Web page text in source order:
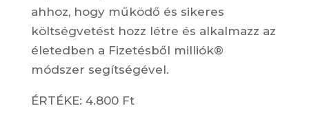
ahhoz, hogy működő és sikeres
költségvetést hozz létre és alkalmazz az
életedben a Fizetésből milliók®
módszer segítségével.
ÉRTÉKE: 4.800 Ft